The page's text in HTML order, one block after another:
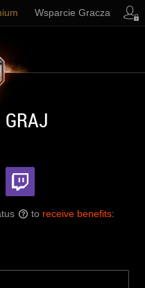
Wsparcie Gracza
? to receive benefits: